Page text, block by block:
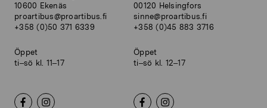
10600 Ekenäs
proartibus@proartibus.fi
+358 (0)50 371 6339
Öppet
ti–sö kl. 11–17
00120 Helsingfors
sinne@proartibus.fi
+358 (0)45 883 3716
Öppet
ti–sö kl. 12–17